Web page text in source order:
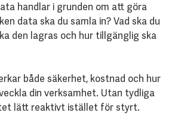
handlar i grunden om att göra
data ska du samla in? Vad ska du
den lagras och hur tillgänglig ska
både säkerhet, kostnad och hur
din verksamhet. Utan tydliga
lätt reaktivt istället för styrt.